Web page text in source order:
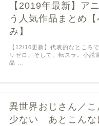
【2019年最新】ア
う人気作品まとめ
み】
【12/16更新】代表的なところ
リゼロ、そして、転スラ。小説
品 …
異世界おじさん／
少ない あとこんな